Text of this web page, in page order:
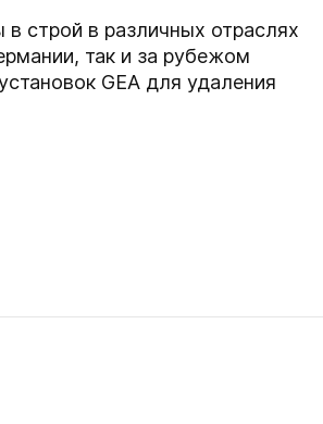
строй в различных отраслях
так и за рубежом
GEA для удаления